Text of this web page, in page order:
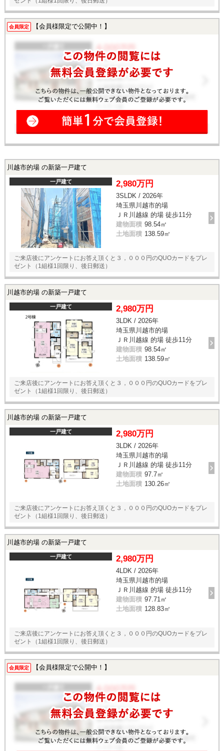
会員限定 【会員様限定で公開中！】
川越市的場 の新築一戸建て
一戸建て 2,980万円
3SLDK / 2026年
埼玉県川越市的場
ＪＲ川越線 的場 徒歩11分
建物面積 98.54㎡
土地面積 138.59㎡
ご来店後にアンケートにお答え頂くと３，０００円のQUOカードをプレ
ゼント（1組様1回限り、後日郵送）
川越市的場 の新築一戸建て
一戸建て 2,980万円
3LDK / 2026年
埼玉県川越市的場
ＪＲ川越線 的場 徒歩11分
建物面積 98.54㎡
土地面積 138.59㎡
ご来店後にアンケートにお答え頂くと３，０００円のQUOカードをプレ
ゼント（1組様1回限り、後日郵送）
川越市的場 の新築一戸建て
一戸建て 2,980万円
3LDK / 2026年
埼玉県川越市的場
ＪＲ川越線 的場 徒歩11分
建物面積 97.7㎡
土地面積 130.26㎡
ご来店後にアンケートにお答え頂くと３，０００円のQUOカードをプレ
ゼント（1組様1回限り、後日郵送）
川越市的場 の新築一戸建て
一戸建て 2,980万円
4LDK / 2026年
埼玉県川越市的場
ＪＲ川越線 的場 徒歩11分
建物面積 97.71㎡
土地面積 128.83㎡
ご来店後にアンケートにお答え頂くと３，０００円のQUOカードをプレ
ゼント（1組様1回限り、後日郵送）
会員限定 【会員様限定で公開中！】